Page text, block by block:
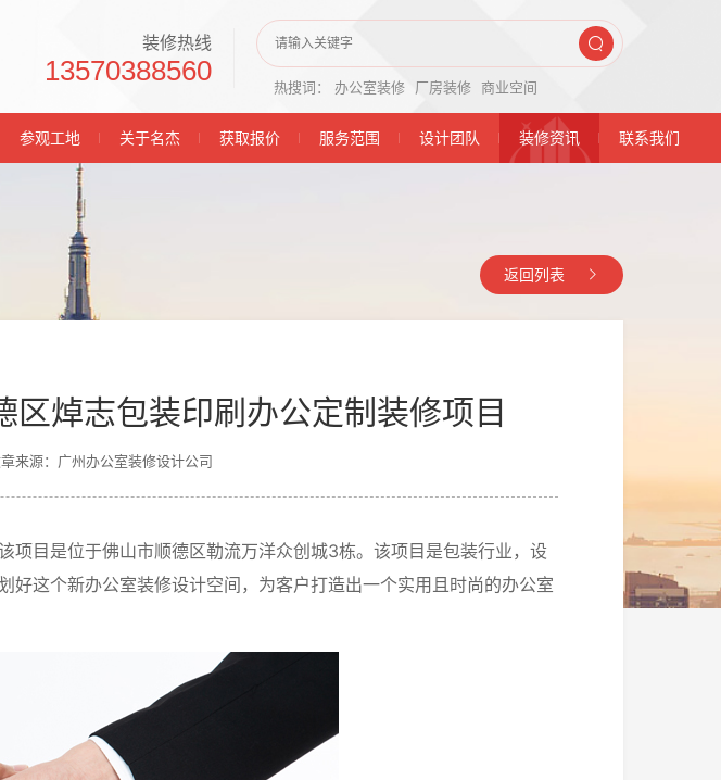
装修热线
13570388560 热搜词： 办公室装修 厂房装修 商业空间
参观工地 关于名杰 获取报价 服务范围 设计团队 装修资讯 联系我们
返回列表
焯志包装印刷办公定制装修项目
来源：广州办公室装修设计公司
目是位于佛山市顺德区勒流万洋众创城3栋。该项目是包装行业，设
这个新办公室装修设计空间，为客户打造出一个实用且时尚的办公室